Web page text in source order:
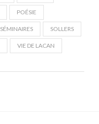
POÉSIE
SÉMINAIRES SOLLERS
VIE DE LACAN